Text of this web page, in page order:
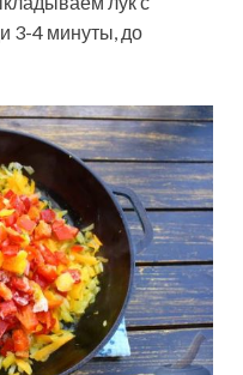
3-4 минуты, до